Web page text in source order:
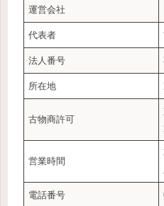
運営会社
代表者
法人番号
所在地
古物商許可
営業時間
電話番号